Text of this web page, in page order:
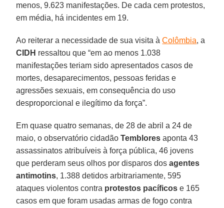
menos, 9.623 manifestações. De cada cem protestos,
em média, há incidentes em 19.
Ao reiterar a necessidade de sua visita àColômbia, a
CIDH ressaltou que “em ao menos 1.038
manifestações teriam sido apresentados casos de
mortes, desaparecimentos, pessoas feridas e
agressões sexuais, em consequência do uso
desproporcional e ilegítimo da força”.
Em quase quatro semanas, de 28 de abril a 24 de
maio, o observatório cidadãoTemblores aponta 43
assassinatos atribuíveis à força pública, 46 jovens
que perderam seus olhos por disparos dosagentes
antimotins, 1.388 detidos arbitrariamente, 595
ataques violentos contra protestos pacíficos e 165
casos em que foram usadas armas de fogo contra